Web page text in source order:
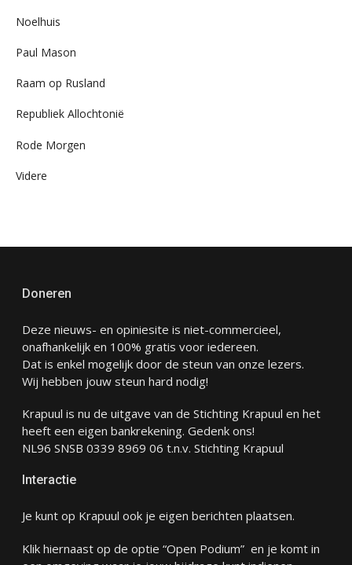
Noelhuis
Paul Mason
Raam op Rusland
Republiek Allochtonië
Rode Morgen
Videre
Doneren
Deze nieuws- en opiniesite is niet-commercieel,
onafhankelijk en 100% gratis voor iedereen.
Dat is enkel mogelijk door de steun van onze lezers.
Wij hebben jouw steun hard nodig!
Krapuul is nu de uitgave van de Stichting Krapuul en het
heeft een eigen bankrekening. Gedenk ons!
NL96 SNSB 0339 8969 06 t.n.v. Stichting Krapuul
Interactie
Je kunt op Krapuul ook je eigen berichten plaatsen.
Klik hiernaast op de optie “Open Podium” en je komt in